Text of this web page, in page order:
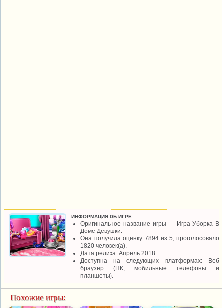
ИНФОРМАЦИЯ ОБ ИГРЕ:
Оригинальное название игры — Игра Уборка В
Доме Девушки.
Она получила оценку 7894 из 5, проголосовало
1820 человек(а).
Дата релиза: Апрель 2018.
Доступна на следующих платформах: Веб
браузер (ПК, мобильные телефоны и
планшеты).
Похожие игры: